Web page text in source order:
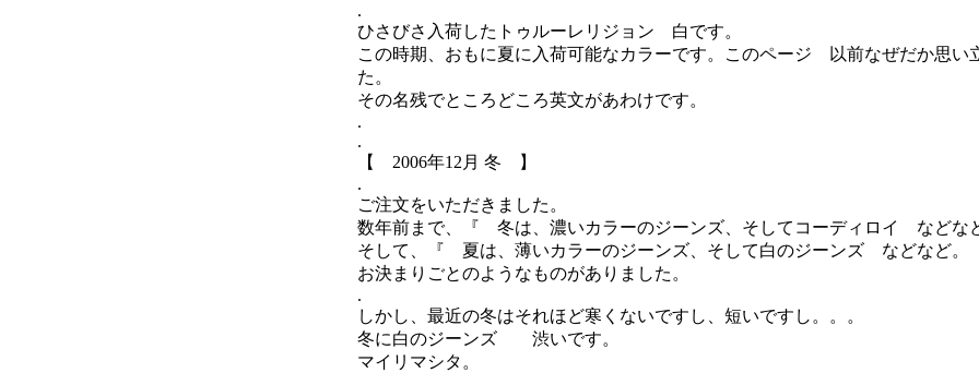
.
ひさびさ入荷したトゥルーレリジョン 白です。
この時期、おもに夏に入荷可能なカラーです。このページ 以前なぜだか思い
た。
その名残でところどころ英文があわけです。
.
.
【 2006年12月 冬 】
.
ご注文をいただきました。
数年前まで、『 冬は、濃いカラーのジーンズ、そしてコーディロイ などな
そして、『 夏は、薄いカラーのジーンズ、そして白のジーンズ などなど。
お決まりごとのようなものがありました。
.
しかし、最近の冬はそれほど寒くないですし、短いですし。。。
冬に白のジーンズ 渋いです。
マイリマシタ。